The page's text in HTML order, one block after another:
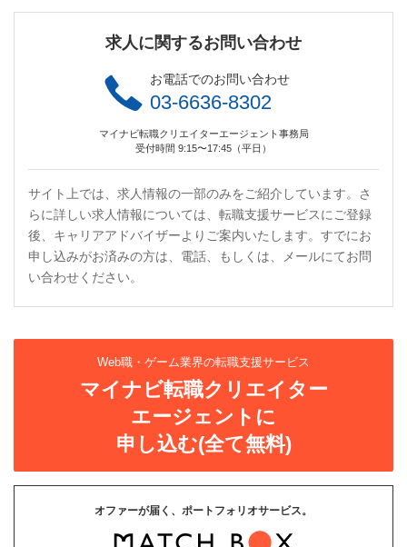
求人に関するお問い合わせ
お電話でのお問い合わせ
03-6636-8302
マイナビ転職クリエイターエージェント事務局
受付時間 9:15〜17:45（平日）
サイト上では、求人情報の一部のみをご紹介しています。さ
らに詳しい求人情報については、転職支援サービスにご登録
後、キャリアアドバイザーよりご案内いたします。すでにお
申し込みがお済みの方は、電話、もしくは、メールにてお問
い合わせください。
Web職・ゲーム業界の転職支援サービス
マイナビ転職クリエイター
エージェントに
申し込む(全て無料)
オファーが届く、ポートフォリオサービス。